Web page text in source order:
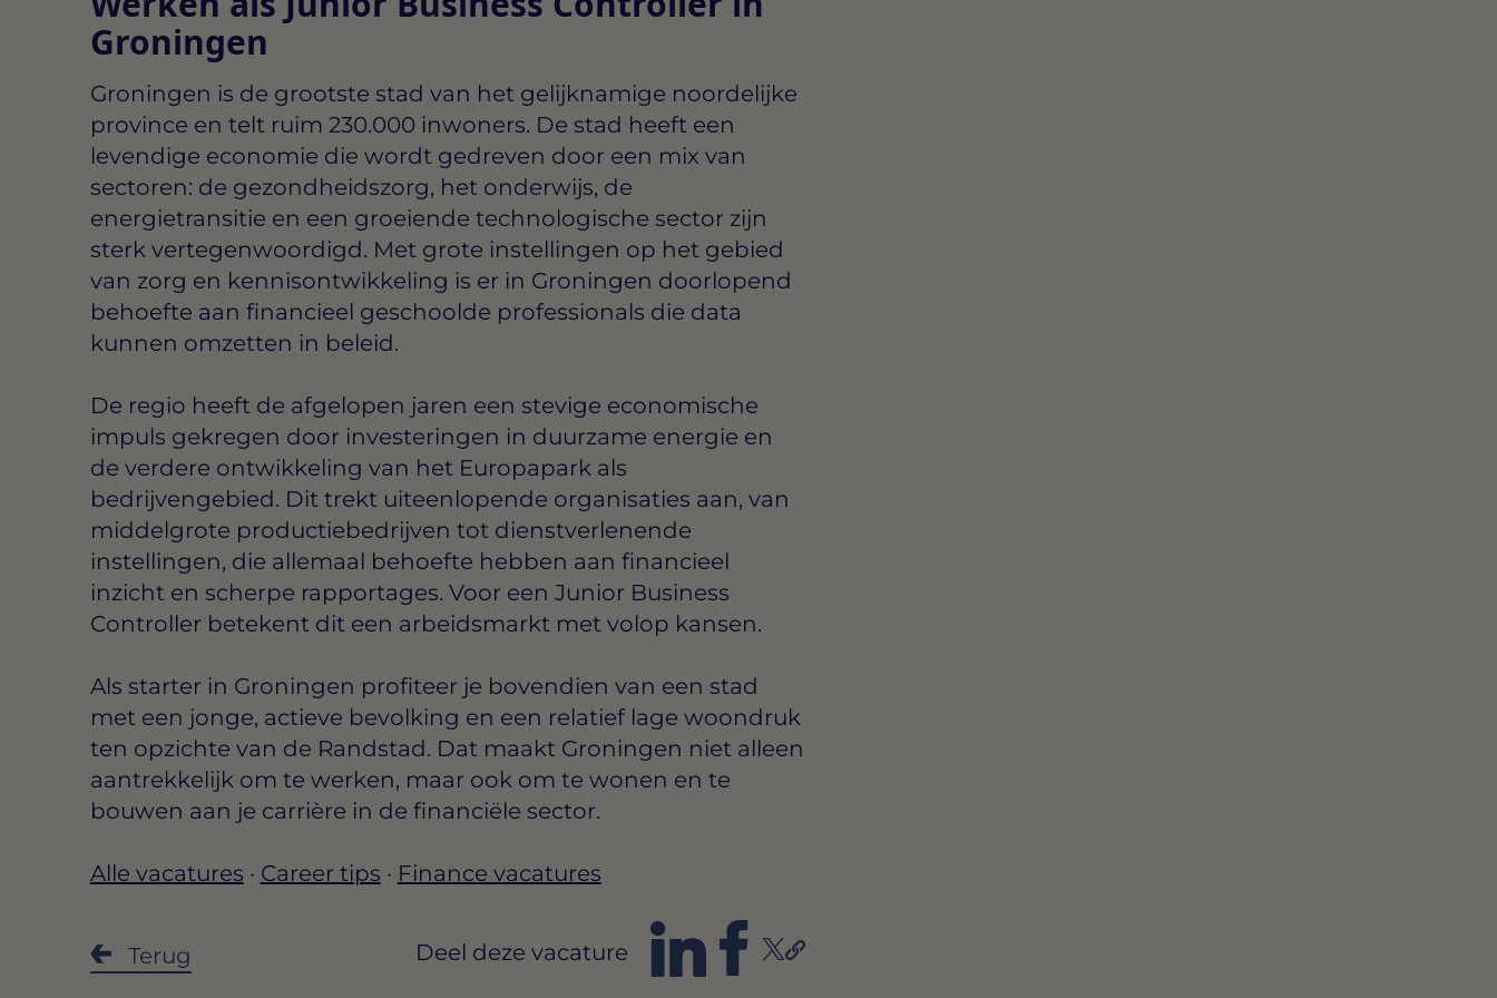
Groningen
Groningen is de grootste stad van het gelijknamige noordelijke
province en telt ruim 230.000 inwoners. De stad heeft een
levendige economie die wordt gedreven door een mix van
sectoren: de gezondheidszorg, het onderwijs, de
energietransitie en een groeiende technologische sector zijn
sterk vertegenwoordigd. Met grote instellingen op het gebied
van zorg en kennisontwikkeling is er in Groningen doorlopend
behoefte aan financieel geschoolde professionals die data
kunnen omzetten in beleid.
De regio heeft de afgelopen jaren een stevige economische
impuls gekregen door investeringen in duurzame energie en
de verdere ontwikkeling van het Europapark als
bedrijvengebied. Dit trekt uiteenlopende organisaties aan, van
middelgrote productiebedrijven tot dienstverlenende
instellingen, die allemaal behoefte hebben aan financieel
inzicht en scherpe rapportages. Voor een Junior Business
Controller betekent dit een arbeidsmarkt met volop kansen.
Als starter in Groningen profiteer je bovendien van een stad
met een jonge, actieve bevolking en een relatief lage woondruk
ten opzichte van de Randstad. Dat maakt Groningen niet alleen
aantrekkelijk om te werken, maar ook om te wonen en te
bouwen aan je carrière in de financiële sector.
Alle vacatures · Career tips · Finance vacatures
Terug Deel deze vacature